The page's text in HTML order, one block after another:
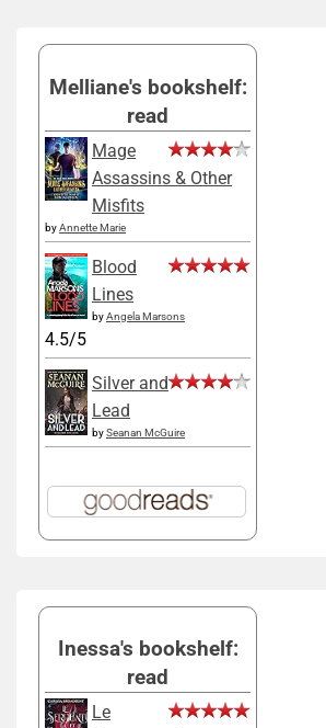
Melliane's bookshelf:
read
Mage
Assassins & Other
Misfits
byAnnette Marie
Blood
Lines
byAngela Marsons
4.5/5
Silver and
Lead
bySeanan McGuire
Inessa's bookshelf:
read
Le